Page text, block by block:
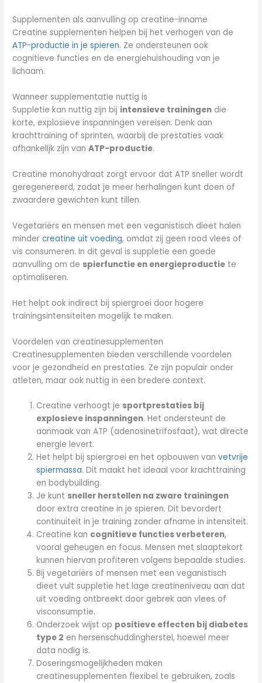
Supplementen als aanvulling op creatine-inname
Creatine supplementen helpen bij het verhogen van de
ATP-productie in je spieren. Ze ondersteunen ook
cognitieve functies en de energiehuishouding van je
lichaam.
Wanneer supplementatie nuttig is
Suppletie kan nuttig zijn bij intensieve trainingen die
korte, explosieve inspanningen vereisen. Denk aan
krachttraining of sprinten, waarbij de prestaties vaak
afhankelijk zijn vanATP-productie.
Creatine monohydraat zorgt ervoor dat ATP sneller wordt
geregenereerd, zodat je meer herhalingen kunt doen of
zwaardere gewichten kunt tillen.
Vegetariërs en mensen met een veganistisch dieet halen
mindercreatine uit voeding, omdat zij geen rood vlees of
vis consumeren. In dit geval is suppletie een goede
aanvulling om de spierfunctie en energieproductie te
optimaliseren.
Het helpt ook indirect bij spiergroei door hogere
trainingsintensiteiten mogelijk te maken.
Voordelen van creatinesupplementen
Creatinesupplementen bieden verschillende voordelen
voor je gezondheid en prestaties. Ze zijn populair onder
atleten, maar ook nuttig in een bredere context.
Creatine verhoogt je sportprestaties bij
explosieve inspanningen. Het ondersteunt de
aanmaak van ATP (adenosinetrifosfaat), wat directe
energie levert.
Het helpt bij spiergroei en het opbouwen vanvetvrije
spiermassa. Dit maakt het ideaal voor krachttraining
en bodybuilding.
Je kunt sneller herstellen na zware trainingen
door extra creatine in je spieren. Dit bevordert
continuïteit in je training zonder afname in intensiteit.
Creatine kan cognitieve functies verbeteren,
vooral geheugen en focus. Mensen met slaaptekort
kunnen hiervan profiteren volgens bepaalde studies.
Bij vegetariërs of mensen met een veganistisch
dieet vult suppletie het lage creatineniveau aan dat
uit voeding ontbreekt door gebrek aan vlees of
visconsumptie.
Onderzoek wijst op positieve effecten bij diabetes
type 2 en hersenschuddingherstel, hoewel meer
data nodig is.
Doseringsmogelijkheden maken
creatinesupplementen flexibel te gebruiken, zoals